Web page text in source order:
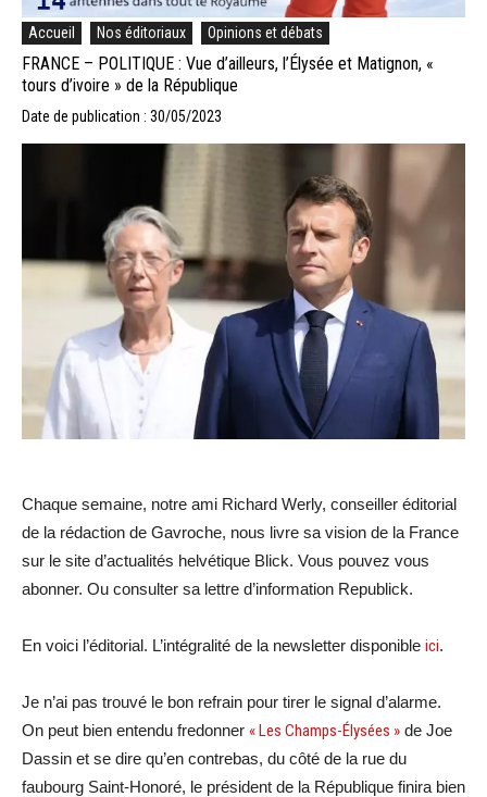
Accueil Nos éditoriaux Opinions et débats
FRANCE – POLITIQUE : Vue d’ailleurs, l’Élysée et Matignon, «
tours d’ivoire » de la République
Date de publication : 30/05/2023
Chaque semaine, notre ami Richard Werly, conseiller éditorial
de la rédaction de Gavroche, nous livre sa vision de la France
sur le site d’actualités helvétique Blick. Vous pouvez vous
abonner. Ou consulter sa lettre d’information Republick.
En voici l’éditorial. L’intégralité de la newsletter disponible ici.
Je n’ai pas trouvé le bon refrain pour tirer le signal d’alarme.
On peut bien entendu fredonner « Les Champs-Élysées » de Joe
Dassin et se dire qu’en contrebas, du côté de la rue du
faubourg Saint-Honoré, le président de la République finira bien